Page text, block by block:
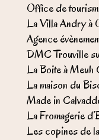
Office de
La Villa Andry à
Agence
DMC Trouville
La Boite à Meuh
La maison du
Made in
La Fromagerie
Les copines de